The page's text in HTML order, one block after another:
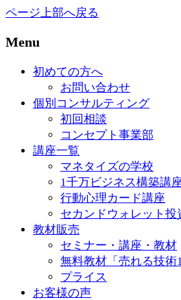
ページ上部へ戻る
Menu
初めての方へ
お問い合わせ
個別コンサルティング
初回相談
コンセプト事業部
講座一覧
マネタイズの学校
1千万ビジネス構築講
行動心理カード講座
セカンドウォレット投
教材販売
セミナー・講座・教材
無料教材「売れる技術
プライス
お客様の声